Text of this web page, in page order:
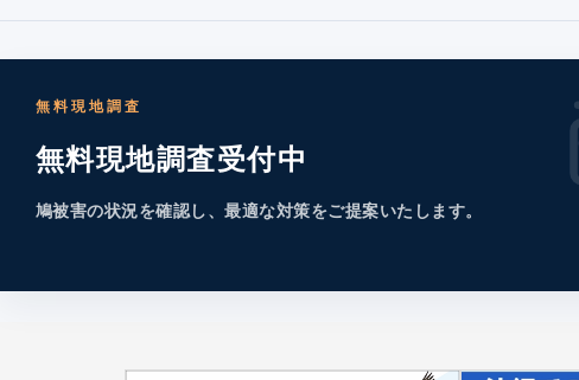
無料現地調査
無料現地調査受付中
鳩被害の状況を確認し、最適な対策をご提案いたします。